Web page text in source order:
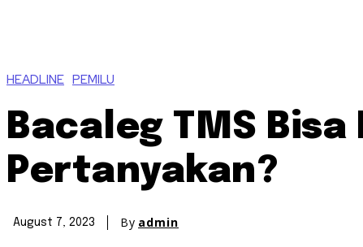
HEADLINE PEMILU
Bacaleg TMS
Pertanyakan?
August 7, 2023 By admin